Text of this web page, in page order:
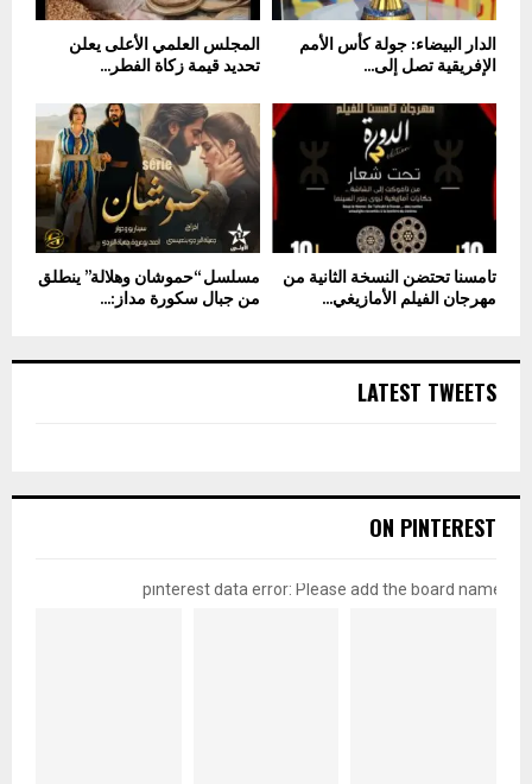
المجلس العلمي الأعلى يعلن
تحديد قيمة زكاة الفطر...
الدار البيضاء: جولة كأس الأمم
الإفريقية تصل إلى...
مسلسل “حموشان وهلالة” ينطلق
من جبال سكورة مداز:...
تامسنا تحتضن النسخة الثانية من
مهرجان الفيلم الأمازيغي...
LATEST TWEETS
ON PINTEREST
pinterest data error: Please add the board name